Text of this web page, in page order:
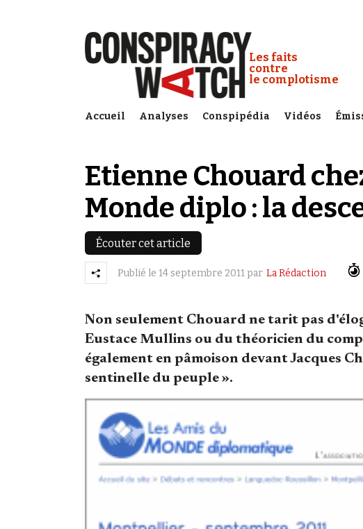
Conspiracy Watch :
Les faits
contre
le complotisme
Accueil Analyses Conspipédia Vidéos
Etienne Chouard
Monde diplo : la
Écouter cet article
Publié le 14 septembre 2011 par La Rédaction
Non seulement Chouard ne tarit pas
Eustace Mullins ou du théoricien du
également en pâmoison devant Jacques
sentinelle du peuple ».